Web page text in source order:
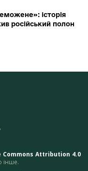
історія
російський полон
Commons Attribution 4.0
інше.